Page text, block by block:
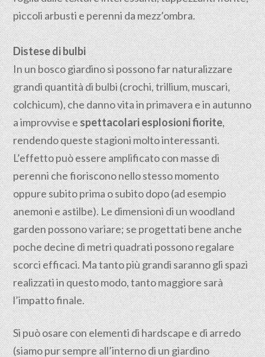
piccoli arbusti e perenni da mezz’ombra.
Distese di bulbi
In un bosco giardino si possono far naturalizzare
grandi quantità di bulbi (crochi, trillium, muscari,
colchicum), che danno vita in primavera e in autunno
a improvvise espettacolari esplosioni fiorite,
rendendo queste stagioni molto interessanti.
L’effetto può essere amplificato con masse di
perenni che fioriscono nello stesso momento
oppure subito prima o subito dopo (ad esempio
anemoni e astilbe). Le dimensioni di un woodland
garden possono variare; se progettati bene anche
poche decine di metri quadrati possono regalare
scorci efficaci. Ma tanto più grandi saranno gli spazi
realizzati in questo modo, tanto maggiore sarà
l’impatto finale.
Si può osare con elementi di hardscape e di arredo
(siamo pur sempre all’interno di un giardino